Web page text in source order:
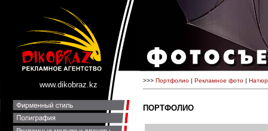
www.dikobraz.kz >>> Портфолио | Рекламное фото |
ПОРТФОЛИО